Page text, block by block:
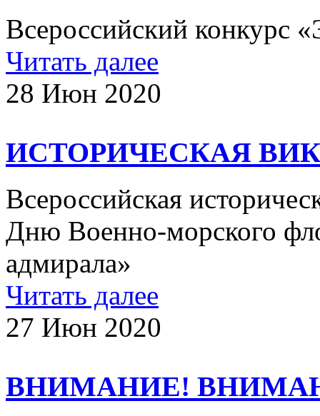
Всероссийский
Читать далее
28 Июн 2020
ИСТОРИЧЕСКАЯ
Всероссийская
Дню Военно-морского
адмирала»
Читать далее
27 Июн 2020
ВНИМАНИЕ!